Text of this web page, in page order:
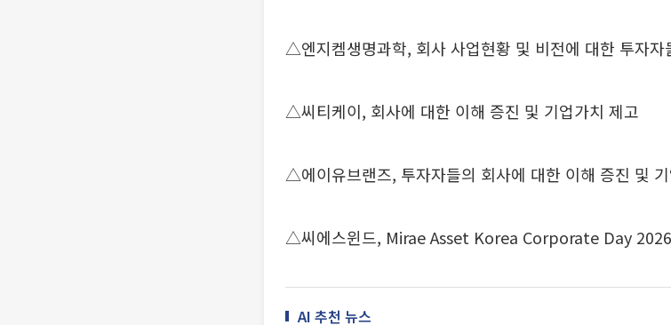
△엔지켐생명과학, 회사 사업현황 및 비전에 대한 투자자
△씨티케이, 회사에 대한 이해 증진 및 기업가치 제고
△에이유브랜즈, 투자자들의 회사에 대한 이해 증진 및
△씨에스윈드, Mirae Asset Korea Corporate Day
AI 추천 뉴스